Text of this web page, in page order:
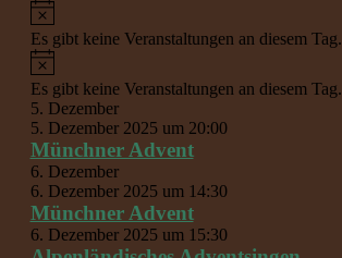
Hinweis
Es gibt keine Veranstaltungen an diesem Tag.
Hinweis
Es gibt keine Veranstaltungen an diesem Tag.
5. Dezember
5. Dezember 2025 um 20:00
Münchner Advent
6. Dezember
6. Dezember 2025 um 14:30
Münchner Advent
6. Dezember 2025 um 15:30